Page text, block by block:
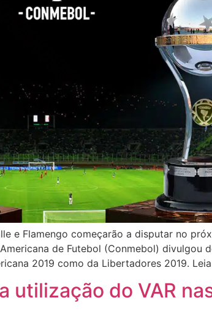
e Flamengo começarão a disputar no
de Futebol (Conmebol)
2019 como da Libertadores 2019.
utilização do VAR